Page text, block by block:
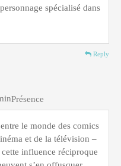
spécialisé dans
Reply
Présence
le monde des comics
et de la télévision –
influence réciproque